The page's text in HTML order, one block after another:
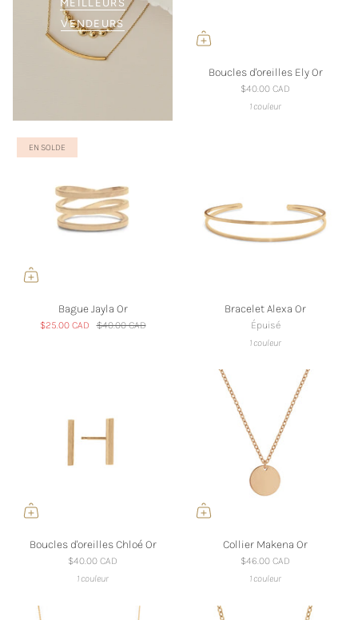
MEILLEURS
VENDEURS
Boucles d'oreilles Ely Or
$40.00 CAD
1 couleur
EN SOLDE
Bague Jayla Or
$25.00 CAD $40.00 CAD
Bracelet Alexa Or
Épuisé
1 couleur
Boucles d'oreilles Chloé Or
$40.00 CAD
1 couleur
Collier Makena Or
$46.00 CAD
1 couleur